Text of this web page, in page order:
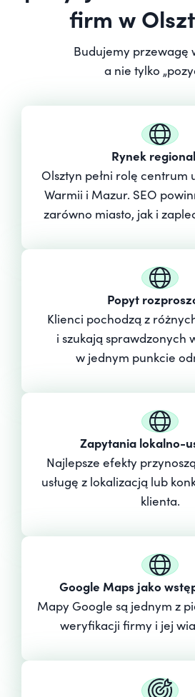
firm w
Budujemy przewagę
a nie tylko
Rynek
Olsztyn pełni rolę centrum
Warmii i Mazur. SEO
zarówno miasto, jak i
Popyt
Klienci pochodzą z
i szukają sprawdzonych
w jednym punkcie
Zapytania lokalno-
Najlepsze efekty
usługę z lokalizacją lub
klienta.
Google Maps jako
Mapy Google są jednym z
weryfikacji firmy i jej